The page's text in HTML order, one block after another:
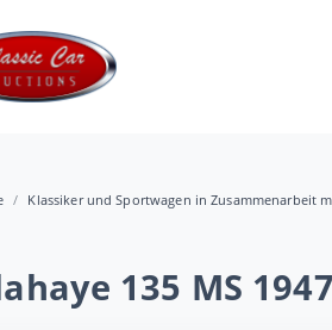
Klassiker und Sportwagen in Zusammenarbeit
135 MS 1947